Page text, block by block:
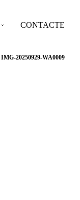
IMG-20250929-WA0009
CONTACTE